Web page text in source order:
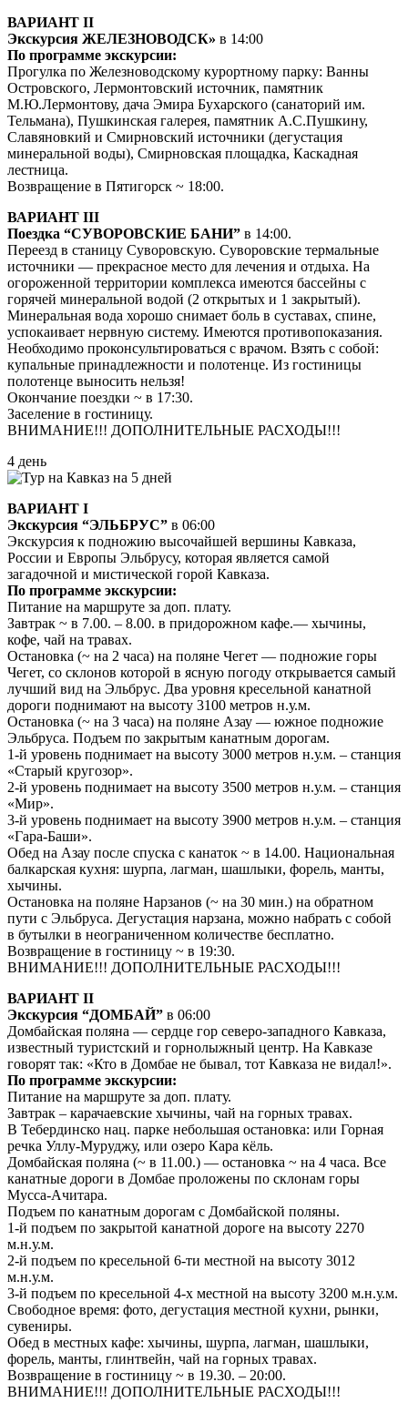
ВАРИАНТ II
Экскурсия ЖЕЛЕЗНОВОДСК» в 14:00
По программе экскурсии:
Прогулка по Железноводскому курортному парку: Ванны
Островского, Лермонтовский источник, памятник
М.Ю.Лермонтову, дача Эмира Бухарского (санаторий им.
Тельмана), Пушкинская галерея, памятник А.С.Пушкину,
Славяновкий и Смирновский источники (дегустация
минеральной воды), Смирновская площадка, Каскадная
лестница.
Возвращение в Пятигорск ~ 18:00.
ВАРИАНТ III
Поездка “СУВОРОВСКИЕ БАНИ” в 14:00.
Переезд в станицу Суворовскую. Суворовские термальные
источники — прекрасное место для лечения и отдыха. На
огороженной территории комплекса имеются бассейны с
горячей минеральной водой (2 открытых и 1 закрытый).
Минеральная вода хорошо снимает боль в суставах, спине,
успокаивает нервную систему. Имеются противопоказания.
Необходимо проконсультироваться с врачом. Взять с собой:
купальные принадлежности и полотенце. Из гостиницы
полотенце выносить нельзя!
Окончание поездки ~ в 17:30.
Заселение в гостиницу.
ВНИМАНИЕ!!! ДОПОЛНИТЕЛЬНЫЕ РАСХОДЫ!!!
4 день
ВАРИАНТ I
Экскурсия “ЭЛЬБРУС” в 06:00
Экскурсия к подножию высочайшей вершины Кавказа,
России и Европы Эльбрусу, которая является самой
загадочной и мистической горой Кавказа.
По программе экскурсии:
Питание на маршруте за доп. плату.
Завтрак ~ в 7.00. – 8.00. в придорожном кафе.— хычины,
кофе, чай на травах.
Остановка (~ на 2 часа) на поляне Чегет — подножие горы
Чегет, со склонов которой в ясную погоду открывается самый
лучший вид на Эльбрус. Два уровня кресельной канатной
дороги поднимают на высоту 3100 метров н.у.м.
Остановка (~ на 3 часа) на поляне Азау — южное подножие
Эльбруса. Подъем по закрытым канатным дорогам.
1-й уровень поднимает на высоту 3000 метров н.у.м. – станция
«Старый кругозор».
2-й уровень поднимает на высоту 3500 метров н.у.м. – станция
«Мир».
3-й уровень поднимает на высоту 3900 метров н.у.м. – станция
«Гара-Баши».
Обед на Азау после спуска с канаток ~ в 14.00. Национальная
балкарская кухня: шурпа, лагман, шашлыки, форель, манты,
хычины.
Остановка на поляне Нарзанов (~ на 30 мин.) на обратном
пути с Эльбруса. Дегустация нарзана, можно набрать с собой
в бутылки в неограниченном количестве бесплатно.
Возвращение в гостиницу ~ в 19:30.
ВНИМАНИЕ!!! ДОПОЛНИТЕЛЬНЫЕ РАСХОДЫ!!!
ВАРИАНТ II
Экскурсия “ДОМБАЙ” в 06:00
Домбайская поляна — сердце гор северо-западного Кавказа,
известный туристский и горнолыжный центр. На Кавказе
говорят так: «Кто в Домбае не бывал, тот Кавказа не видал!».
По программе экскурсии:
Питание на маршруте за доп. плату.
Завтрак – карачаевские хычины, чай на горных травах.
В Тебердинско нац. парке небольшая остановка: или Горная
речка Уллу-Муруджу, или озеро Кара кёль.
Домбайская поляна (~ в 11.00.) — остановка ~ на 4 часа. Все
канатные дороги в Домбае проложены по склонам горы
Мусса-Ачитара.
Подъем по канатным дорогам с Домбайской поляны.
1-й подъем по закрытой канатной дороге на высоту 2270
м.н.у.м.
2-й подъем по кресельной 6-ти местной на высоту 3012
м.н.у.м.
3-й подъем по кресельной 4-х местной на высоту 3200 м.н.у.м.
Свободное время: фото, дегустация местной кухни, рынки,
сувениры.
Обед в местных кафе: хычины, шурпа, лагман, шашлыки,
форель, манты, глинтвейн, чай на горных травах.
Возвращение в гостиницу ~ в 19.30. – 20:00.
ВНИМАНИЕ!!! ДОПОЛНИТЕЛЬНЫЕ РАСХОДЫ!!!